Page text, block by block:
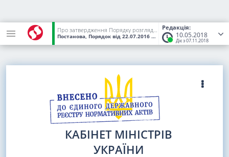
Редакція:
10.05.2018
Діє з 07.11.2018
Про затвердження Порядку розгляду електронної петиції, адресованої Кабінету Міністрів України
Постанова, Порядок від 22.07.2016 № 457 (Статус:Чинний)
КАБІНЕТ МІНІСТРІВ
УКРАЇНИ